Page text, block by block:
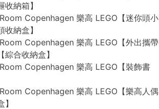
收納箱】
Copenhagen 樂高 LEGO【迷你頭小
收納盒】
Copenhagen 樂高 LEGO【外出攜帶
綜合收納盒】
Copenhagen 樂高 LEGO【裝飾書
Copenhagen 樂高 LEGO【樂高人偶